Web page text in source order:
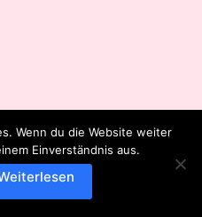
Wenn du die Website weiter
Einverständnis aus.